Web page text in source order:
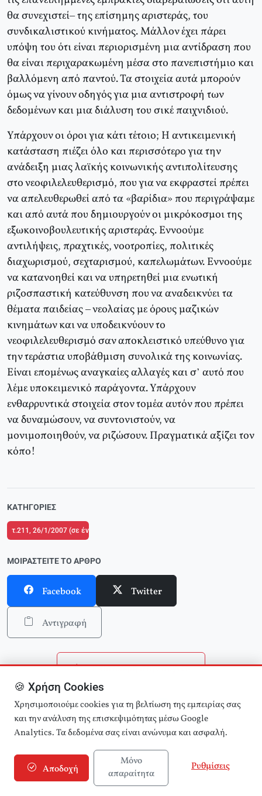
θα συνεχιστεί– της επίσημης αριστεράς, του
συνδικαλιστικού κινήματος. Μάλλον έχει πάρει
υπόψη του ότι είναι περιορισμένη μια αντίδραση που
θα είναι περιχαρακωμένη μέσα στο πανεπιστήμιο και
βαλλόμενη από παντού. Τα στοιχεία αυτά μπορούν
όμως να γίνουν οδηγός για μια αντιστροφή των
δεδομένων και μια διάλυση του σικέ παιχνιδιού.
Υπάρχουν οι όροι για κάτι τέτοιο; Η αντικειμενική
κατάσταση πιέζει όλο και περισσότερο για την
ανάδειξη μιας λαϊκής κοινωνικής αντιπολίτευσης
στο νεοφιλελευθερισμό, που για να εκφραστεί πρέπει
να απελευθερωθεί από τα «βαρίδια» που περιγράψαμε
και από αυτά που δημιουργούν οι μικρόκοσμοι της
εξωκοινοβουλευτικής αριστεράς. Εννοούμε
αντιλήψεις, πραχτικές, νοοτροπίες, πολιτικές
διαχωρισμού, σεχταρισμού, καπελωμάτων. Εννοούμε
να κατανοηθεί και να υπηρετηθεί μια ενωτική
ριζοσπαστική κατεύθυνση που να αναδεικνύει τα
θέματα παιδείας – νεολαίας με όρους μαζικών
κινημάτων και να υποδεικνύουν το
νεοφιλελευθερισμό σαν αποκλειστικό υπεύθυνο για
την τεράστια υποβάθμιση συνολικά της κοινωνίας.
Είναι επομένως αναγκαίες αλλαγές και σ’ αυτό που
λέμε υποκειμενικό παράγοντα. Υπάρχουν
ενθαρρυντικά στοιχεία στον τομέα αυτόν που πρέπει
να δυναμώσουν, να συντονιστούν, να
μονιμοποιηθούν, να ριζώσουν. Πραγματικά αξίζει τον
κόπο!
ΚΑΤΗΓΟΡΊΕΣ
τ.211, 26/1/2007 (σε ένθετο το τ.1 του Δικτύου Κριτικής και Δράσης στην
ΜΟΙΡΑΣΤΕΊΤΕ ΤΟ ΆΡΘΡΟ
Facebook Twitter
Αντιγραφή
Επιστροφή στην αρχική
Αναζήτηση άρθρων
🍪 Χρήση Cookies
Χρησιμοποιούμε cookies για τη βελτίωση της εμπειρίας σας
και την ανάλυση της επισκεψιμότητας μέσω Google
Analytics. Τα δεδομένα σας είναι ανώνυμα και ασφαλή.
Αποδοχή
Μόνο
απαραίτητα
Ρυθμίσεις